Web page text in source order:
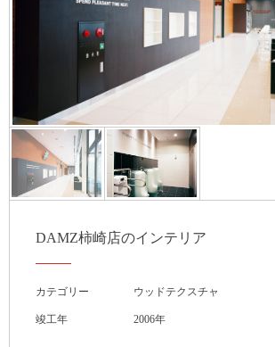
DAMZ柿崎店のインテリア
カテゴリー ウッドテクスチャ
竣工年 2006年